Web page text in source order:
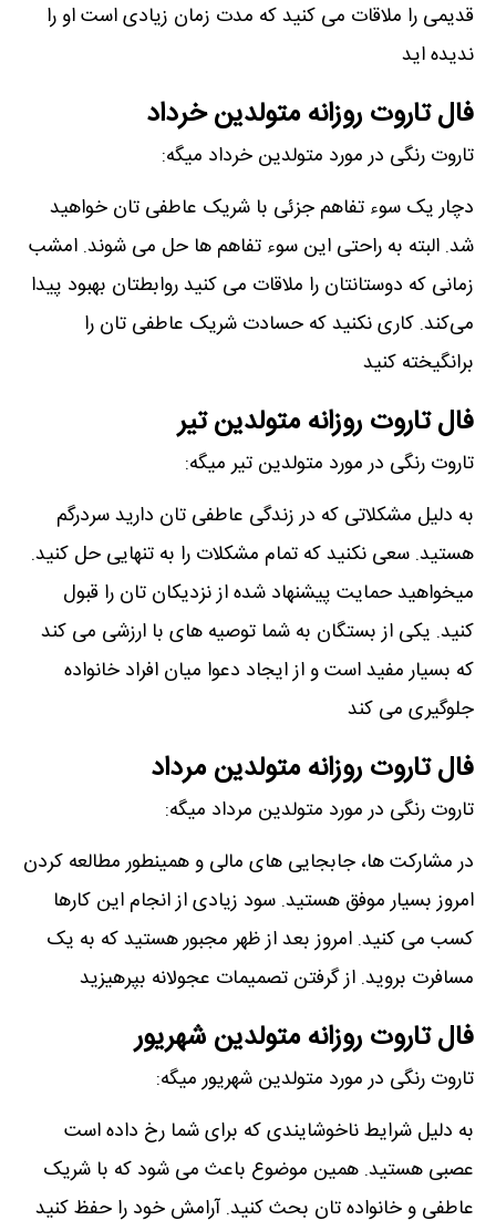
قدیمی را ملاقات می کنید که مدت زمان زیادی است او را
ندیده اید
فال تاروت روزانه متولدین خرداد
تاروت رنگی در مورد متولدین خرداد میگه:
دچار یک سوء تفاهم جزئی با شریک عاطفی تان خواهید
شد. البته به راحتی این سوء تفاهم ها حل می شوند. امشب
زمانی که دوستانتان را ملاقات می کنید روابطتان بهبود پیدا
می‌کند. کاری نکنید که حسادت شریک عاطفی تان را
برانگیخته کنید
فال تاروت روزانه متولدین تیر
تاروت رنگی در مورد متولدین تیر میگه:
به دلیل مشکلاتی که در زندگی عاطفی تان دارید سردرگم
هستید. سعی نکنید که تمام مشکلات را به تنهایی حل کنید.
میخواهید حمایت پیشنهاد شده از نزدیکان تان را قبول
کنید. یکی از بستگان به شما توصیه های با ارزشی می کند
که بسیار مفید است و از ایجاد دعوا میان افراد خانواده
جلوگیری می کند
فال تاروت روزانه متولدین مرداد
تاروت رنگی در مورد متولدین مرداد میگه:
در مشارکت ها، جابجایی های مالی و همینطور مطالعه کردن
امروز بسیار موفق هستید. سود زیادی از انجام این کارها
کسب می کنید. امروز بعد از ظهر مجبور هستید که به یک
مسافرت بروید. از گرفتن تصمیمات عجولانه بپرهیزید
فال تاروت روزانه متولدین شهریور
تاروت رنگی در مورد متولدین شهریور میگه:
به دلیل شرایط ناخوشایندی که برای شما رخ داده است
عصبی هستید. همین موضوع باعث می شود که با شریک
عاطفی و خانواده تان بحث کنید. آرامش خود را حفظ کنید